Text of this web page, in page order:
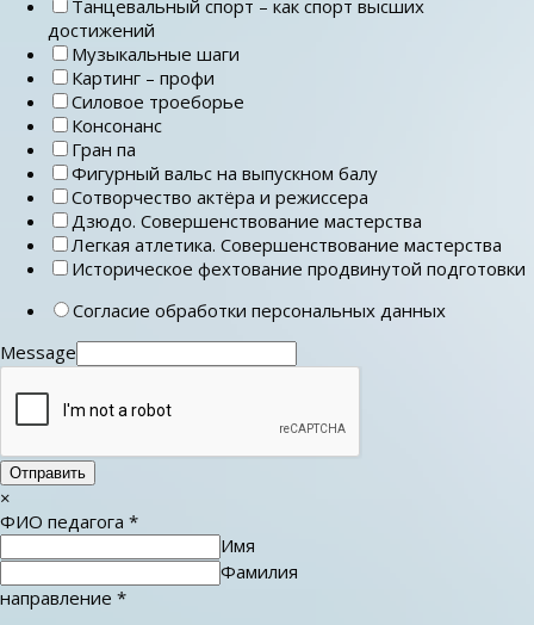
Танцевальный спорт – как спорт высших
достижений
Музыкальные шаги
Картинг – профи
Силовое троеборье
Консонанс
Гран па
Фигурный вальс на выпускном балу
Сотворчество актёра и режиссера
Дзюдо. Совершенствование мастерства
Легкая атлетика. Совершенствование мастерства
Историческое фехтование продвинутой подготовки
Согласие обработки персональных данных
Message
Отправить
×
ФИО педагога *
Имя
Фамилия
направление *